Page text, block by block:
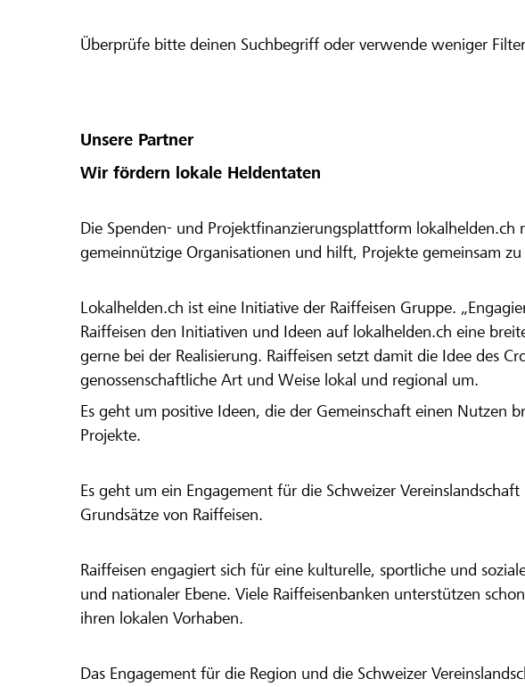
Überprüfe bitte deinen Suchbegriff oder verwende weniger
Unsere Partner
Wir fördern lokale Heldentaten
Die Spenden- und Projektfinanzierungsplattform lokalhelden.ch
gemeinnützige Organisationen und hilft, Projekte gemeinsam
Lokalhelden.ch ist eine Initiative der Raiffeisen Gruppe.
Raiffeisen den Initiativen und Ideen auf lokalhelden.ch eine
gerne bei der Realisierung. Raiffeisen setzt damit die Idee des
genossenschaftliche Art und Weise lokal und regional um.
Es geht um positive Ideen, die der Gemeinschaft einen Nutzen
Projekte.
Es geht um ein Engagement für die Schweizer
Grundsätze von Raiffeisen.
Raiffeisen engagiert sich für eine kulturelle, sportliche und
und nationaler Ebene. Viele Raiffeisenbanken unterstützen
ihren lokalen Vorhaben.
Das Engagement für die Region und die Schweizer